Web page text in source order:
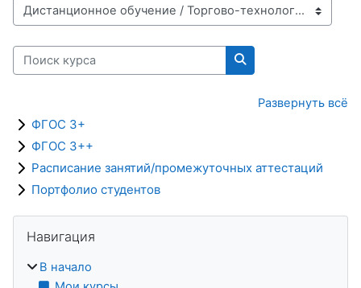
Категории курсов
Поиск курса
Поиск курса
Развернуть всё
ФГОС 3+
ФГОС 3++
Расписание занятий/промежуточных аттестаций
Портфолио студентов
Блоки
Навигация
В начало